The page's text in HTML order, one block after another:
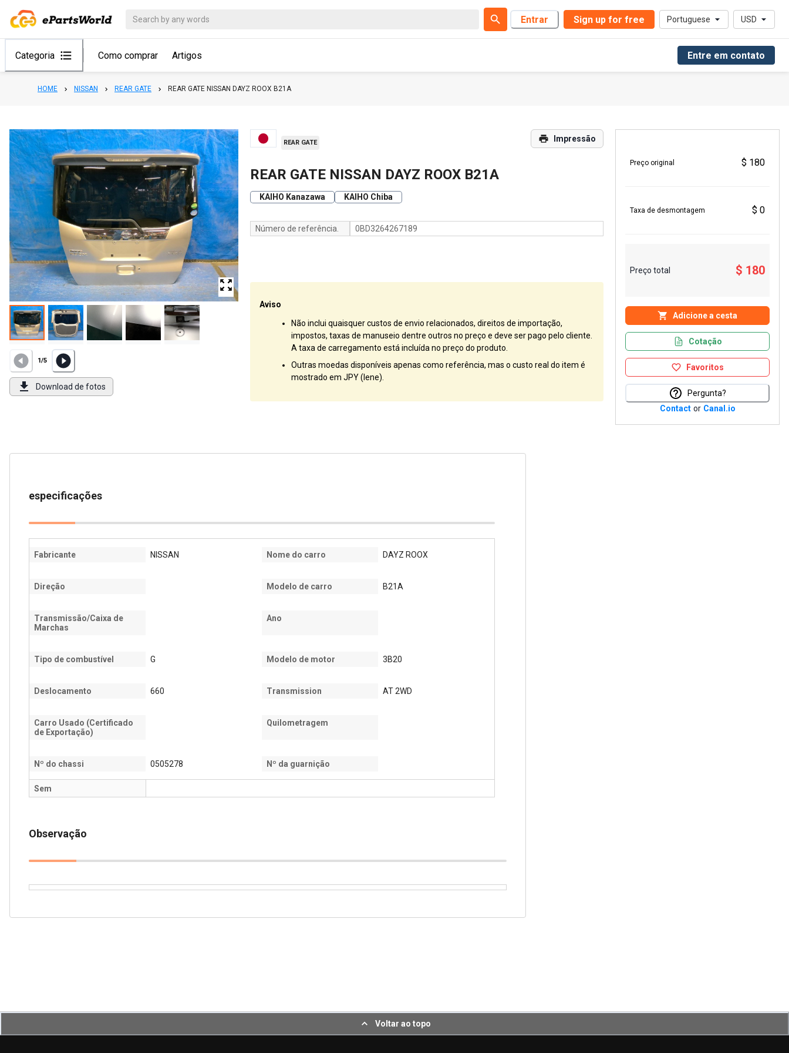
Entrar Sign up for free Portuguese USD
Categoria Como comprar Artigos Entre em contato
HOME NISSAN REAR GATE REAR GATE NISSAN DAYZ ROOX B21A
1/5
Download de fotos
REAR GATE Impressão
REAR GATE NISSAN DAYZ ROOX B21A
KAIHO Kanazawa KAIHO Chiba
Número de referência. 0BD3264267189
Aviso
Não inclui quaisquer custos de envio relacionados, direitos de importação,
impostos, taxas de manuseio dentre outros no preço e deve ser pago pelo cliente.
A taxa de carregamento está incluída no preço do produto.
Outras moedas disponíveis apenas como referência, mas o custo real do item é
mostrado em JPY (Iene).
Preço original $ 180
Taxa de desmontagem $ 0
Preço total $ 180
Adicione a cesta
Cotação
Favoritos
Pergunta?
Contact or Canal.io
especificações
Fabricante NISSAN Nome do carro DAYZ ROOX
Direção Modelo de carro B21A
Transmissão/Caixa de
Marchas
Ano
Tipo de combustível G Modelo de motor 3B20
Deslocamento 660 Transmission AT 2WD
Carro Usado (Certificado
de Exportação)
Quilometragem
Nº do chassi 0505278 Nº da guarnição
Sem
Observação
Voltar ao topo